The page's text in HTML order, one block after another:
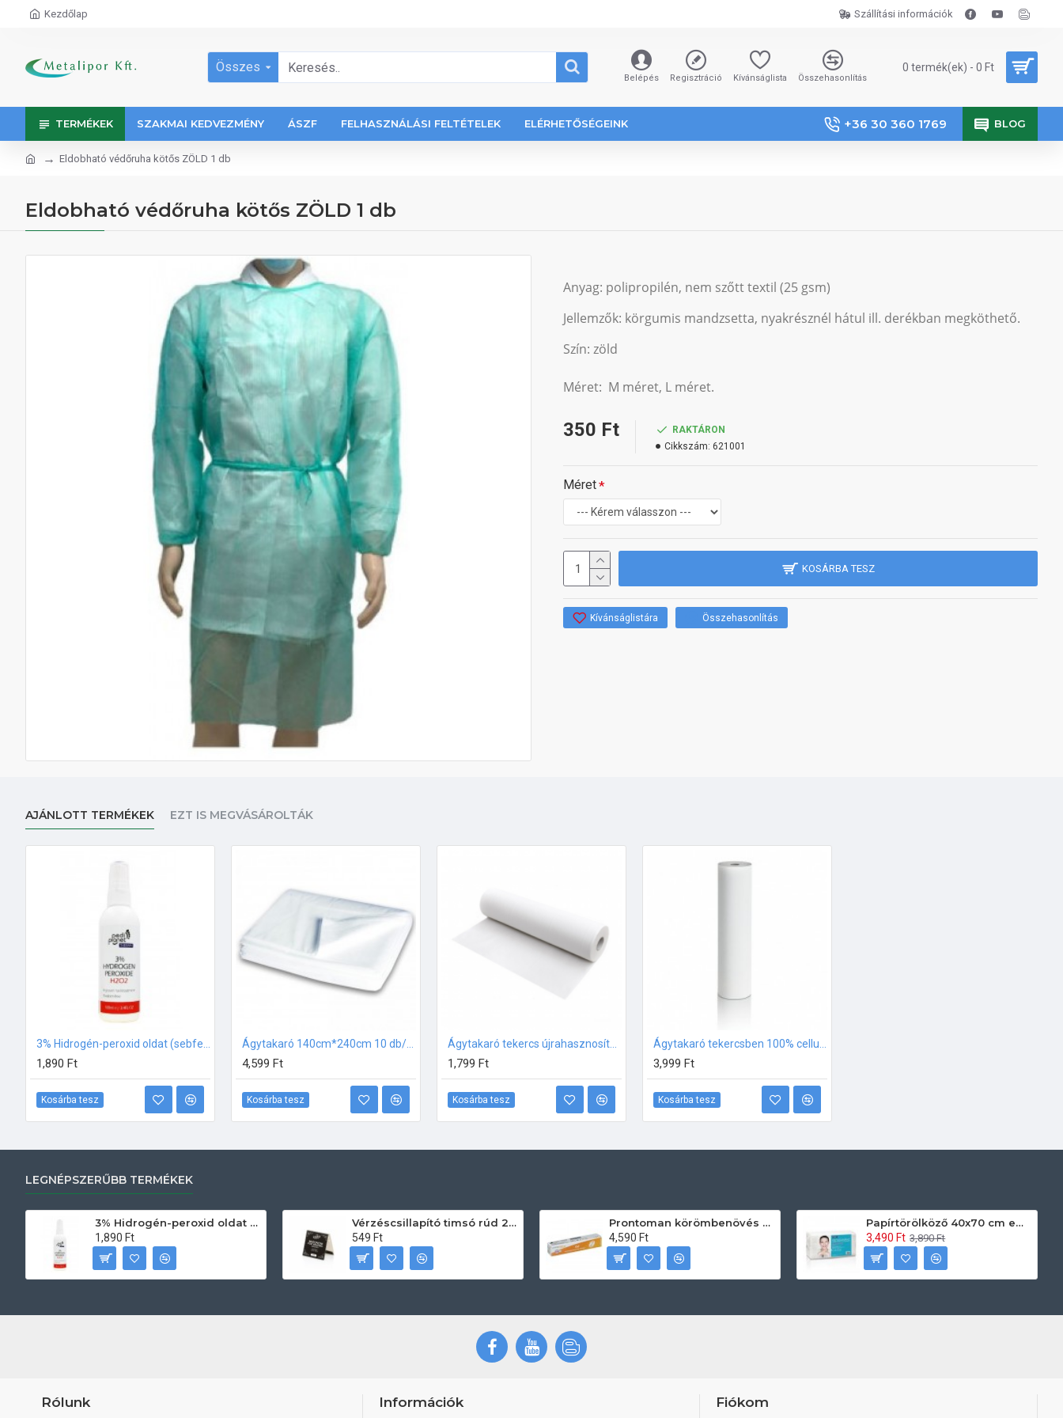
Kezdőlap Szállítási információk
Összes
Belépés Regisztráció Kívánságlista Összehasonlítás
0 termék(ek) - 0 Ft
TERMÉKEK SZAKMAI KEDVEZMÉNY ÁSZF FELHASZNÁLÁSI FELTÉTELEK ELÉRHETŐSÉGEINK +36 30 360 1769 BLOG
Eldobható védőruha kötős ZÖLD 1 db
Eldobható védőruha kötős ZÖLD 1 db
Anyag: polipropilén, nem szőtt textil (25 gsm)
Jellemzők: körgumis mandzsetta, nyakrésznél hátul ill. derékban megköthető.
Szín: zöld
Méret: M méret, L méret.
350 Ft
RAKTÁRON
Cikkszám: 621001
Méret
KOSÁRBA TESZ
Kívánságlistára Összehasonlítás
AJÁNLOTT TERMÉKEK EZT IS MEGVÁSÁROLTÁK
1,890 Ft
Kosárba tesz
4,599 Ft
Kosárba tesz
1,799 Ft
Kosárba tesz
3,999 Ft
Kosárba tesz
LEGNÉPSZERŰBB TERMÉKEK
3% Hidrogén-peroxid oldat (sebfertőtlenítő) 100ml
1,890 Ft
Vérzéscsillapító timsó rúd 20db
549 Ft
Prontoman körömbenövés kezelő gél tamponáláshoz 20 ml
4,590 Ft
Papírtörölköző 40x70 cm egyszerhasználatos 60db/csomag
3,490 Ft 3,890 Ft
Rólunk Információk Fiókom